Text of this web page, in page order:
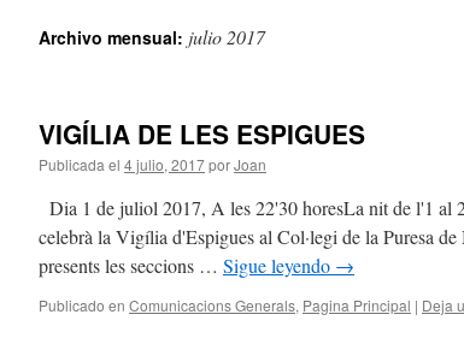
Archivo mensual: julio 2017
VIGÍLIA DE LES ESPIGUES
Publicada el 4 julio, 2017porJoan
Dia 1 de juliol 2017, A les 22'30 horesLa nit de l'1
celebrà la Vigília d'Espigues al Col·legi de la Puresa
presents les seccions … Sigue leyendo →
Publicado en Comunicacions Generals, Pagina Principal | Deja